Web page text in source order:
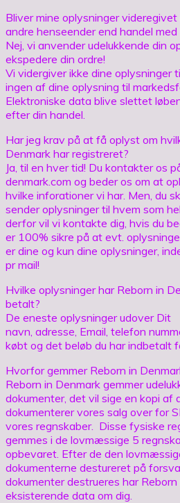
Bliver mine oplysninger videregivet
andre henseender end handel
Nej, vi anvender udelukkende din
ekspedere din ordre!
Vi vidergiver ikke dine oplysninger
ingen af dine oplysning til
Elektroniske data blive slettet
efter din handel.
Har jeg krav på at få oplyst om
Denmark har registreret?
Ja, til en hver tid! Du kontakter os
denmark.com og beder os om at
hvilke inforationer vi har. Men, du
sender oplysninger til hvem som
derfor vil vi kontakte dig, hvis du
er 100% sikre på at evt.
er dine og kun dine oplysninger,
pr mail!
Hvilke oplysninger har Reborn in
betalt?
De eneste oplysninger udover Dit
navn, adresse, Email, telefon
købt og det beløb du har indbetalt
Hvorfor gemmer Reborn in
Reborn in Denmark gemmer
dokumenter, det vil sige en kopi af
dokumenterer vores salg over for
vores regnskaber. Disse fysiske
gemmes i de lovmæssige 5
opbevaret. Efter de den
dokumenterne destureret på
dokumenter destrueres har
eksisterende data om dig.